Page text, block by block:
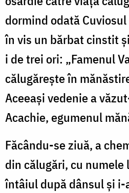
dormind odată
în vis un bărbat cinstit
i de trei ori: „Famenul
călugărește în
Aceeași vedenie a
Acachie, egumenul
Făcându-se ziuă, a
din călugări, cu numele
întâiul după dânsul și i-